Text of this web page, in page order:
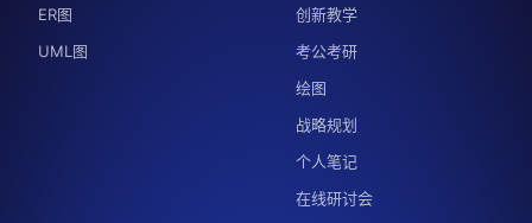
ER图
UML图
创新教学
考公考研
绘图
战略规划
个人笔记
在线研讨会